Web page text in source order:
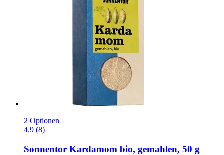
2 Optionen
4.9 (8)
Sonnentor Kardamom bio, gemahlen, 50 g